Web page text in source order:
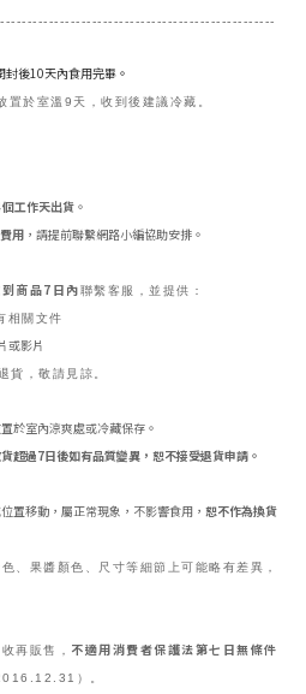
-------------------------------------------------
後10天內食用完畢。
置於室溫9天，收到後建議冷藏。
工作天出貨。
用，請提前聯繫網路小編協助安排。
商品7日內聯繫客服，並提供：
相關文件
或影片
貨，敬請見諒。
於室內涼爽處或冷藏保存。
超過7日後如有品質變異，恕不接受退貨申請。
置移動，屬正常現象，不影響食用， 恕不作為換貨
、果醬顏色、尺寸等細節上可能略有差異，
再販售， 不適用消費者保護法第七日無條件
）。